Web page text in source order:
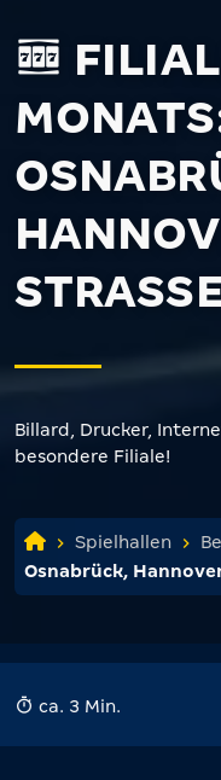
Billard, Drucker,
besondere Filiale!
Spielhallen
Osnabrück,
ca. 3 Min.